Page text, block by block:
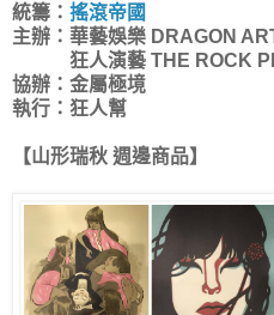
統籌： 搖滾帝國
主辦：華藝娛樂 DRAGON
狂人演藝 THE ROCK
協辦：金屬極境
執行：狂人幫
【山形瑞秋 週邊商品】